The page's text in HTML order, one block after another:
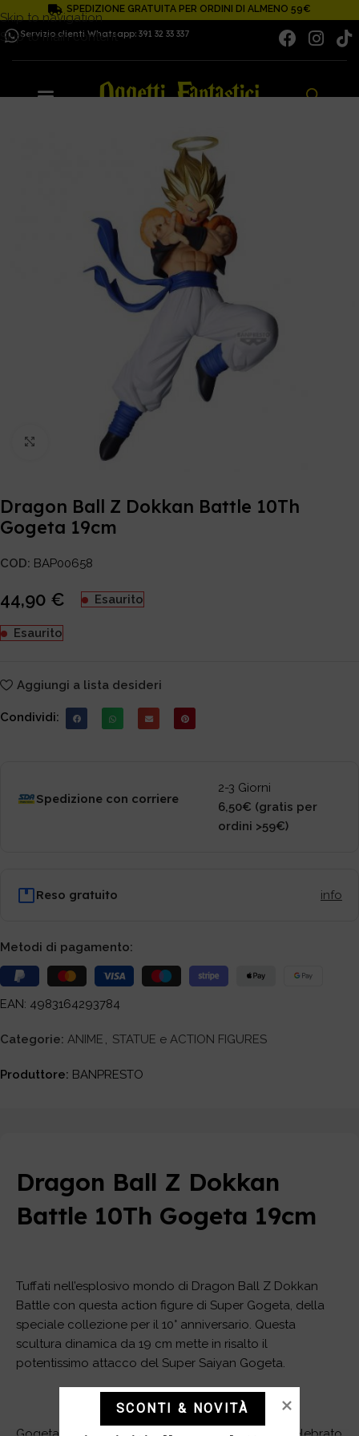
Skip to navigation
Skip to main content
SPEDIZIONE GRATUITA PER ORDINI DI ALMENO 59€
Servizio clienti Whatsapp: 391 32 33 337
Click to enlarge
Dragon Ball Z Dokkan Battle 10Th
Gogeta 19cm
COD: BAP00658
44,90 € Esaurito
Esaurito
Aggiungi a lista desideri
Condividi:
Spedizione con corriere
2-3 Giorni
6,50€ (gratis per
ordini >59€)
Reso gratuito info
Metodi di pagamento:
EAN: 4983164293784
Categorie: ANIME STATUE e ACTION FIGURES
Produttore: BANPRESTO
Dragon Ball Z Dokkan
Battle 10Th Gogeta 19cm
Tuffati nell’esplosivo mondo di Dragon Ball Z Dokkan
Battle con questa action figure di Super Gogeta, della
speciale collezione per il 10° anniversario. Questa
scultura dinamica da 19 cm mette in risalto il
potentissimo attacco del Super Saiyan Gogeta.
SCONTI & NOVITÀ